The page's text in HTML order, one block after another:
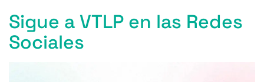
k
Sigue a VTLP en las Redes
Sociales